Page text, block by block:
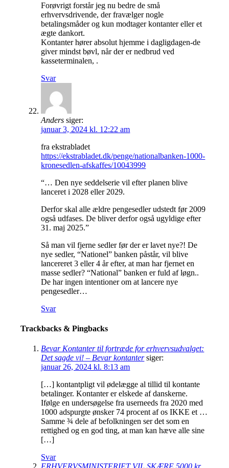
Forøvrigt forstår jeg nu bedre de små
erhvervsdrivende, der fravælger nogle
betalingsmåder og kun modtager kontanter eller et
ægte dankort.
Kontanter hører absolut hjemme i dagligdagen-de
giver mindst bøvl, når der er nedbrud ved
kasseterminalen, .
Svar
Anders siger:
januar 3, 2024 kl. 12:22 am
fra ekstrabladet
https://ekstrabladet.dk/penge/nationalbanken-1000-
kronesedlen-afskaffes/10043999
“… Den nye seddelserie vil efter planen blive
lanceret i 2028 eller 2029.
Derfor skal alle ældre pengesedler udstedt før 2009
også udfases. De bliver derfor også ugyldige efter
31. maj 2025.”
Så man vil fjerne sedler før der er lavet nye?! De
nye sedler, “Nationel” banken påstår, vil blive
lancereret 3 eller 4 år efter, at man har fjernet en
masse sedler? “National” banken er fuld af løgn..
De har ingen intentioner om at lancere nye
pengesedler…
Svar
Trackbacks & Pingbacks
Bevar Kontanter til fortræde for erhvervsudvalget:
Det sagde vi! – Bevar kontanter siger:
januar 26, 2024 kl. 8:13 am
[…] kontantpligt vil ødelægge al tillid til kontante
betalinger. Kontanter er elskede af danskerne.
Ifølge en undersøgelse fra userneeds fra 2020 med
1000 adspurgte ønsker 74 procent af os IKKE et …
Samme ¾ dele af befolkningen ser det som en
rettighed og en god ting, at man kan hæve alle sine
[…]
Svar